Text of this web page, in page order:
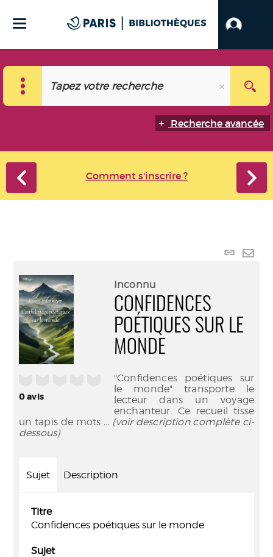
Recherche avancée
Comment s'inscrire ?
Lien
0avis
Inconnu
CONFIDENCES
POÉTIQUES SUR LE
MONDE
"Confidences poétiques sur
le monde" transporte le
lecteur dans un voyage
enchanteur. Ce recueil tisse
un tapis de mots ... (voir description complète ci-
dessous)
Sujet Description
Titre
Confidences poétiques sur le monde
Sujet